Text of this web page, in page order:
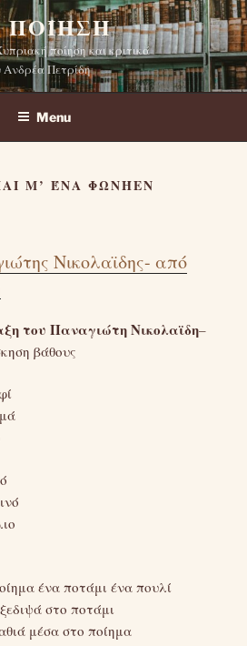
ΠΟΊΗΣΗ
ποίηση και κριτικά
Ανδρέα Πετρίδη
Menu
Μ’ ΈΝΑ ΦΩΝΉΕΝ
Νικολαϊδης- από
του Παναγιώτη Νικολαϊδη–
βάθους
ένα ποτάμι ένα πουλί
στο ποτάμι
μέσα στο ποίημα